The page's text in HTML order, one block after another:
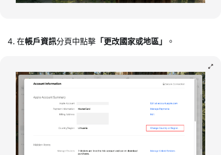
在帳戶資訊分頁中點擊「更改國家或地區」 。